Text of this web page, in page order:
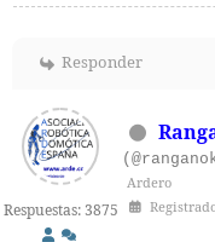
Responder
Respuestas: 3875
Ardero